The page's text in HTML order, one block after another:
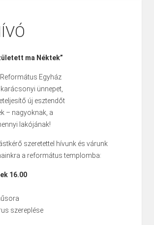
ma Néktek”
Egyház
ünnepet,
új esztendőt
– nagyoknak, a
lakójának!
szeretettel hívunk és várunk
a református templomba:
16.00
szereplése